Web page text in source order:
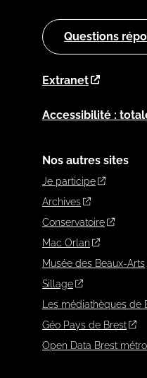
Questions
Extranet
Accessibilité :
Nos autres sites
Je participe
Archives
Conservatoire
Mac Orlan
Musée des Beaux-Arts
Sillage
Les médiathèques de
Géo Pays de Brest
Open Data Brest